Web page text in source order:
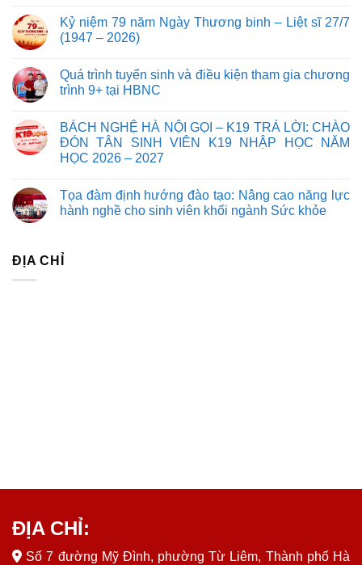
Kỷ niệm 79 năm Ngày Thương binh – Liệt sĩ 27/7
(1947 – 2026)
Quá trình tuyển sinh và điều kiện tham gia chương
trình 9+ tại HBNC
BÁCH NGHỆ HÀ NỘI GỌI – K19 TRẢ LỜI: CHÀO
ĐÓN TÂN SINH VIÊN K19 NHẬP HỌC NĂM
HỌC 2026 – 2027
Tọa đàm định hướng đào tạo: Nâng cao năng lực
hành nghề cho sinh viên khối ngành Sức khỏe
ĐỊA CHỈ
ĐỊA CHỈ:
Số 7 đường Mỹ Đình, phường Từ Liêm, Thành phố Hà